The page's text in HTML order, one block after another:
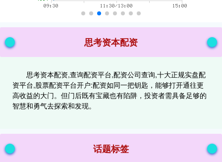
思考资本配资
思考资本配资,查询配资平台,配资公司查询,十大正规实盘配
资平台,股票配资平台开户:配资如同一把钥匙，能够打开通往更
高收益的大门。但门后既有宝藏也有陷阱，投资者需具备足够的
智慧和勇气去探索和发现。
话题标签